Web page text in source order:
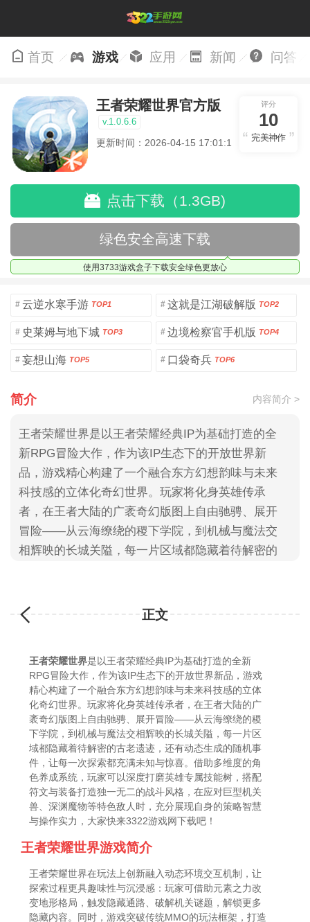
首页 游戏 应用 新闻 问答
王者荣耀世界官方版
v.1.0.6.6
更新时间：2026-04-15 17:01:15
评分
10
完美神作
点击下载（1.3GB)
绿色安全高速下载
使用3733游戏盒子下载安全绿色更放心
# 云逆水寒手游 TOP1 # 这就是江湖破解版 TOP2
# 史莱姆与地下城 TOP3 # 边境检察官手机版 TOP4
# 妄想山海 TOP5 # 口袋奇兵 TOP6
简介 内容简介 >
王者荣耀世界是以王者荣耀经典IP为基础打造的全
新RPG冒险大作，作为该IP生态下的开放世界新
品，游戏精心构建了一个融合东方幻想韵味与未来
科技感的立体化奇幻世界。玩家将化身英雄传承
者，在王者大陆的广袤奇幻版图上自由驰骋、展开
冒险——从云海缭绕的稷下学院，到机械与魔法交
相辉映的长城关隘，每一片区域都隐藏着待解密的
统，玩家可以深度打磨英雄专属技能树，搭配符文
与装备打造独一无二的战斗风格，在应对巨型机关
正文
王者荣耀世界是以王者荣耀经典IP为基础打造的全新
RPG冒险大作，作为该IP生态下的开放世界新品，游戏
精心构建了一个融合东方幻想韵味与未来科技感的立体
化奇幻世界。玩家将化身英雄传承者，在王者大陆的广
袤奇幻版图上自由驰骋、展开冒险——从云海缭绕的稷
下学院，到机械与魔法交相辉映的长城关隘，每一片区
域都隐藏着待解密的古老遗迹，还有动态生成的随机事
件，让每一次探索都充满未知与惊喜。借助多维度的角
色养成系统，玩家可以深度打磨英雄专属技能树，搭配
符文与装备打造独一无二的战斗风格，在应对巨型机关
兽、深渊魔物等特色敌人时，充分展现自身的策略智慧
与操作实力，大家快来3322游戏网下载吧！
王者荣耀世界游戏简介
王者荣耀世界在玩法上创新融入动态环境交互机制，让
探索过程更具趣味性与沉浸感：玩家可借助元素之力改
变地形格局，触发隐藏通路、破解机关谜题，解锁更多
隐藏内容。同时，游戏突破传统MMO的玩法框架，打造